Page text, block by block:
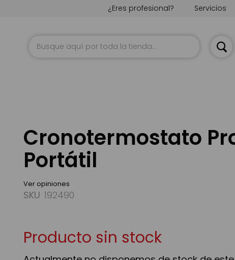
Servicios
¿Eres profesional?
Cronotermostato
Portátil
Ver opiniones
SKU 192490
Producto sin stock